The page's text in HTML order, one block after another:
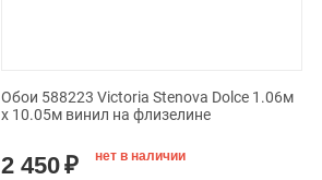
Обои 588223 Victoria Stenova Dolce 1.06м
x 10.05м винил на флизелине
2 450₽ нет в наличии